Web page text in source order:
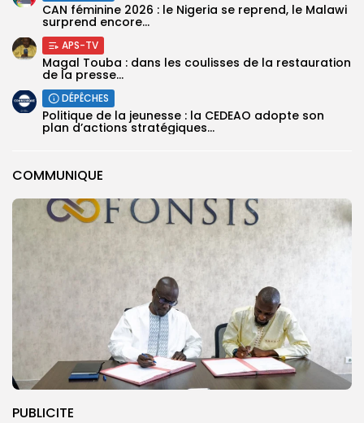
COMMUNIQUE
PUBLICITE
‎CAN féminine 2026 : le Nigeria se reprend, le Malawi
surprend encore...
APS-TV
Magal Touba : dans les coulisses de la restauration
de la presse...
DÉPÊCHES
Politique de la jeunesse : la CEDEAO adopte son
plan d’actions stratégiques...